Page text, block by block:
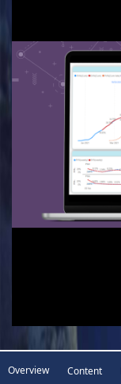
Overview Content